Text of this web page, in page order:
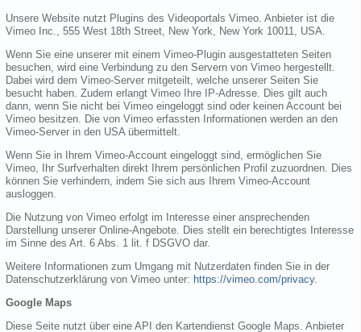
Unsere Website nutzt Plugins des Videoportals Vimeo. Anbieter ist die
Vimeo Inc., 555 West 18th Street, New York, New York 10011, USA.
Wenn Sie eine unserer mit einem Vimeo-Plugin ausgestatteten Seiten
besuchen, wird eine Verbindung zu den Servern von Vimeo hergestellt.
Dabei wird dem Vimeo-Server mitgeteilt, welche unserer Seiten Sie
besucht haben. Zudem erlangt Vimeo Ihre IP-Adresse. Dies gilt auch
dann, wenn Sie nicht bei Vimeo eingeloggt sind oder keinen Account bei
Vimeo besitzen. Die von Vimeo erfassten Informationen werden an den
Vimeo-Server in den USA übermittelt.
Wenn Sie in Ihrem Vimeo-Account eingeloggt sind, ermöglichen Sie
Vimeo, Ihr Surfverhalten direkt Ihrem persönlichen Profil zuzuordnen. Dies
können Sie verhindern, indem Sie sich aus Ihrem Vimeo-Account
ausloggen.
Die Nutzung von Vimeo erfolgt im Interesse einer ansprechenden
Darstellung unserer Online-Angebote. Dies stellt ein berechtigtes Interesse
im Sinne des Art. 6 Abs. 1 lit. f DSGVO dar.
Weitere Informationen zum Umgang mit Nutzerdaten finden Sie in der
Datenschutzerklärung von Vimeo unter: https://vimeo.com/privacy.
Google Maps
Diese Seite nutzt über eine API den Kartendienst Google Maps. Anbieter